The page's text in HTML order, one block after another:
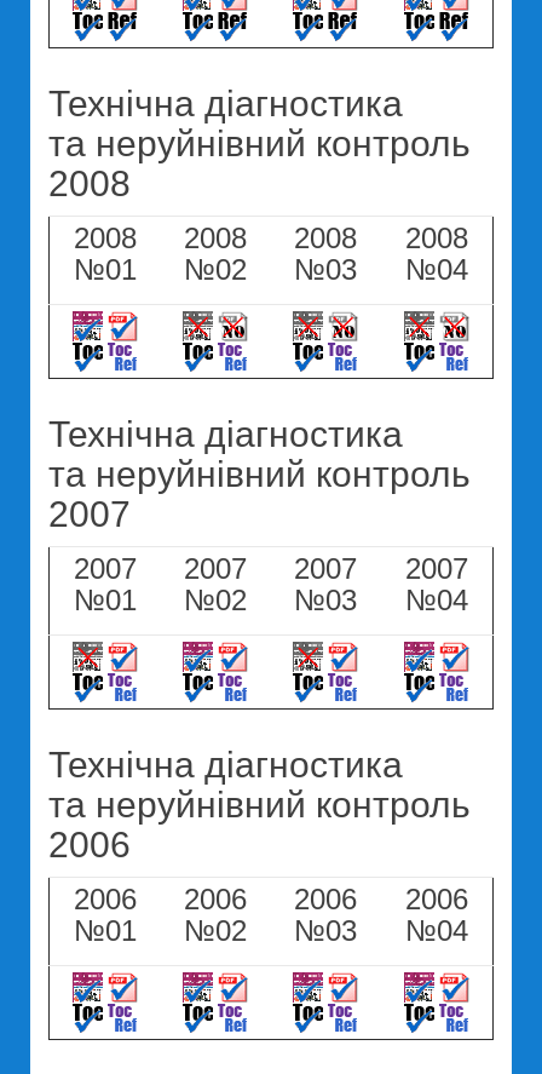
Технічна діагностика
та неруйнівний контроль
2008
2008
№01
2008
№02
2008
№03
2008
№04
Технічна діагностика
та неруйнівний контроль
2007
2007
№01
2007
№02
2007
№03
2007
№04
Технічна діагностика
та неруйнівний контроль
2006
2006
№01
2006
№02
2006
№03
2006
№04